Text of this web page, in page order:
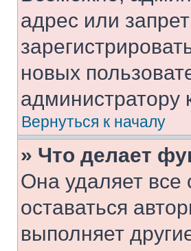
адрес или
новых
администратору
Вернуться к началу
» Что делает
Она удаляет все
оставаться
выполняет